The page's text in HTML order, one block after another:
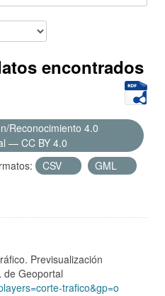
encontrados
Reconocimiento 4.0
— CC BY 4.0
CSV
GML
Previsualización
de Geoportal
trafico&gp=o